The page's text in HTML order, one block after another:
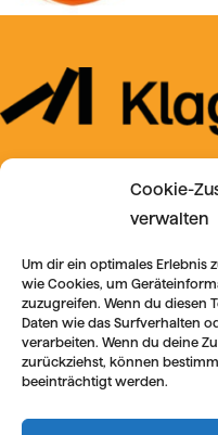
Cookie-
verwalten
Um dir ein optimales Erlebnis
wie Cookies, um
zuzugreifen. Wenn du diesen
Daten wie das Surfverhalten
verarbeiten. Wenn du deine
zurückziehst, können
beeinträchtigt werden.